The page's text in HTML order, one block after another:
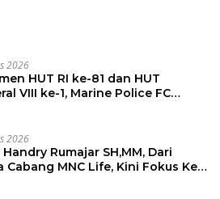
2026
HUT RI ke-81 dan HUT
VIII ke-1, Marine Police FC
2026
Rumajar SH,MM, Dari
Cabang MNC Life, Kini Fokus Ke